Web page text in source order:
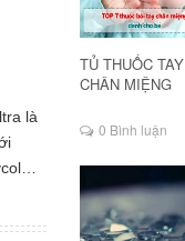
là
TỦ THUỐC TAY
CHÂN MIỆNG
0 Bình luận